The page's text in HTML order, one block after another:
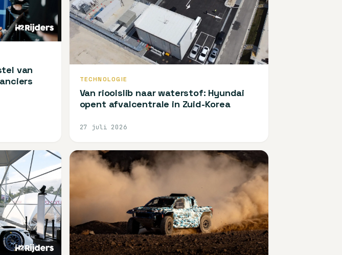
van
TECHNOLOGIE
Van rioolslib naar waterstof: Hyundai
opent afvalcentrale in Zuid-Korea
27 juli 2026